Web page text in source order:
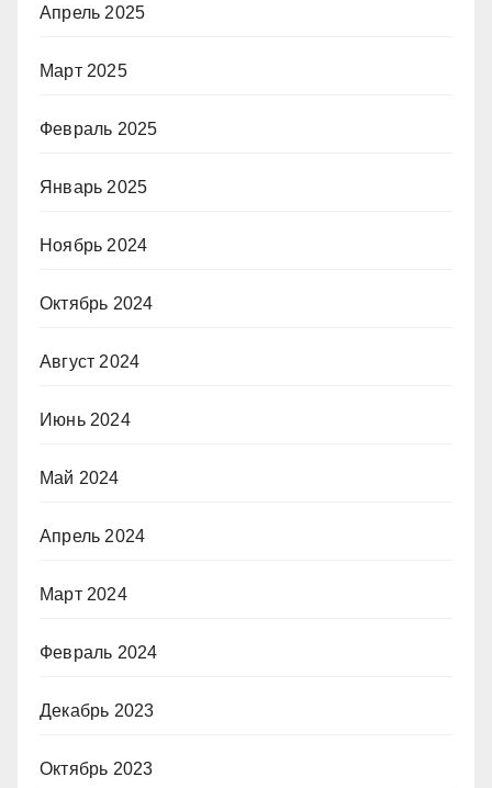
Апрель 2025
Март 2025
Февраль 2025
Январь 2025
Ноябрь 2024
Октябрь 2024
Август 2024
Июнь 2024
Май 2024
Апрель 2024
Март 2024
Февраль 2024
Декабрь 2023
Октябрь 2023